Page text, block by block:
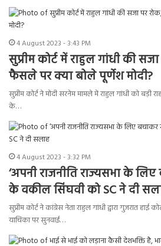
4 August 2023 - 3:43 PM
सुप्रीम कोर्ट में राहुल गांधी की
फैसले पर क्या बोले पूर्णेश मोदी?
सुप्रीम कोर्ट ने मोदी सरनेम मामले में राहुल गांधी को बड़ी
के…
4 August 2023 - 3:32 PM
‘अपनी राजनीति राज्यसभा के
के वकील सिंघवी को SC ने दी
सुप्रीम कोर्ट ने कांग्रेस नेता राहुल गांधी द्वारा गुजरात
याचिका पर सुनवाई…